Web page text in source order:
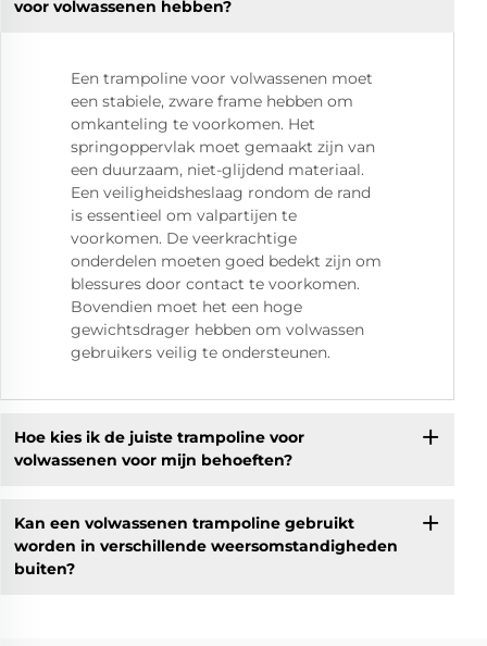
voor volwassenen hebben?
Een trampoline voor volwassenen moet
een stabiele, zware frame hebben om
omkanteling te voorkomen. Het
springoppervlak moet gemaakt zijn van
een duurzaam, niet-glijdend materiaal.
Een veiligheidsheslaag rondom de rand
is essentieel om valpartijen te
voorkomen. De veerkrachtige
onderdelen moeten goed bedekt zijn om
blessures door contact te voorkomen.
Bovendien moet het een hoge
gewichtsdrager hebben om volwassen
gebruikers veilig te ondersteunen.
Hoe kies ik de juiste trampoline voor
volwassenen voor mijn behoeften?
Kan een volwassenen trampoline gebruikt
worden in verschillende weersomstandigheden
buiten?